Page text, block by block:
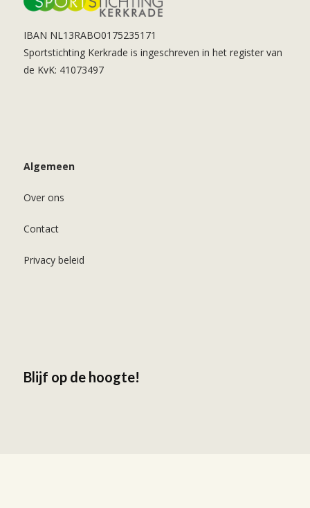
IBAN NL13RABO0175235171
Sportstichting Kerkrade is ingeschreven in het register van
de KvK: 41073497
Algemeen
Over ons
Contact
Privacy beleid
Blijf op de hoogte!